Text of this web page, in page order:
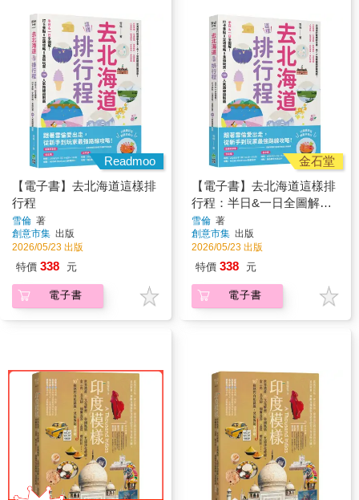
Readmoo
【電子書】去北海道這樣排
行程
雪倫 著
創意市集 出版
2026/05/23 出版
特價 338 元
電子書
金石堂
【電子書】去北海道這樣排
行程：半日&一日全圖解！
打卡景點X交通攻略X食宿
玩買，100+人氣路線超制霸
雪倫 著
創意市集 出版
2026/05/23 出版
特價 338 元
電子書